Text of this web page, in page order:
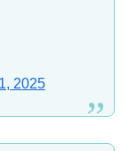
2025